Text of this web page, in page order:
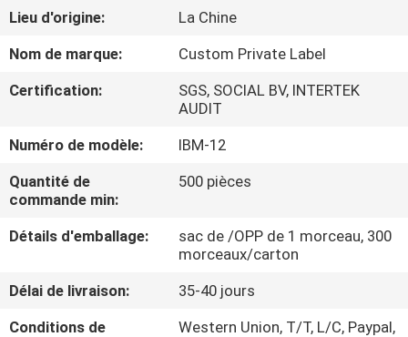
DE
NOUS
VISITE
D'USINE
CONTRÔLE
DE
PLAN
Lieu d'origine:
La Chine
Nom de marque:
Custom Private Label
Certification:
SGS, SOCIAL BV, INTERTEK
AUDIT
Numéro de modèle:
IBM-12
Quantité de
commande min:
500 pièces
Détails d'emballage:
sac de /OPP de 1 morceau, 300
morceaux/carton
Délai de livraison:
35-40 jours
Conditions de
Western Union, T/T, L/C, Paypal,